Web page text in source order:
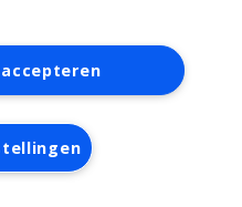
Inloggen
Algemene
voorwaarden